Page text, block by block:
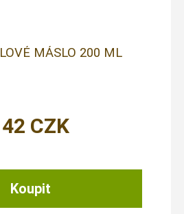
MÁSLO 200 ML
CZK